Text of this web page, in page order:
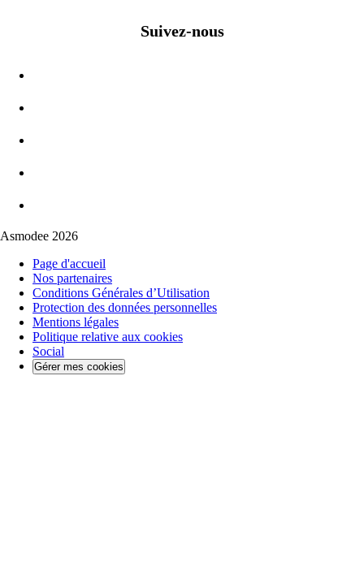
Suivez-nous
Asmodee 2026
Page d'accueil
Nos partenaires
Conditions Générales d’Utilisation
Protection des données personnelles
Mentions légales
Politique relative aux cookies
Social
Gérer mes cookies